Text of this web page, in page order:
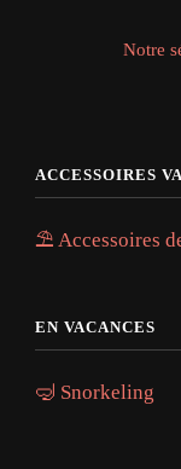
Notre
ACCESSOIRES
⛱️ Accessoires
EN VACANCES
🤿 Snorkeling